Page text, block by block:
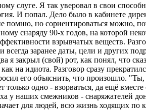
Я так уверовал в свои
И попал. Дело было в кабинете
но сориентироваться можно,
снаряду 90-х годов, на которой
взрывчатых веществ.
заранее даты, цели и других
я закрыл (свой) рот, как понял, что
на идиота. Разговор сразу
его объяснить, что произошло. "Ты,
только одно - взорваться, да ещё
у наших смежников - снаряжателей
для людей, всю жизнь ходящих по